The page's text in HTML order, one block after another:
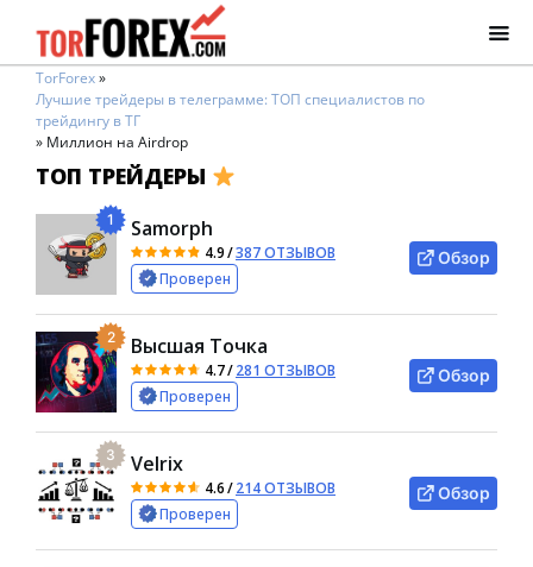
TorForex»
Лучшие трейдеры в телеграмме: ТОП специалистов по
трейдингу в ТГ
» Миллион на Airdrop
ТОП ТРЕЙДЕРЫ
1 Samorph
4.9/387 ОТЗЫВОВ
Проверен
Обзор
2 Высшая Точка
4.7/281 ОТЗЫВОВ
Проверен
Обзор
3 Velrix
4.6/214 ОТЗЫВОВ
Проверен
Обзор